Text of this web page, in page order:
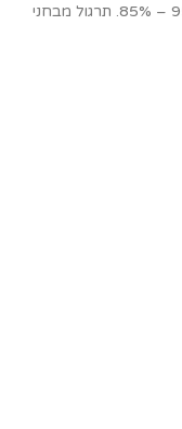
58% הצלחה בניסיון ראשון. עם תרגול נכון: 95% – 85%. תרגול מבחני